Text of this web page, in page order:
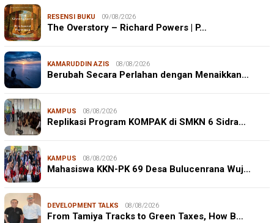
RESENSI BUKU 09/08/2026
The Overstory – Richard Powers | P…
KAMARUDDIN AZIS 08/08/2026
Berubah Secara Perlahan dengan Menaikkan…
KAMPUS 08/08/2026
Replikasi Program KOMPAK di SMKN 6 Sidra…
KAMPUS 08/08/2026
Mahasiswa KKN-PK 69 Desa Bulucenrana Wuj…
DEVELOPMENT TALKS 08/08/2026
From Tamiya Tracks to Green Taxes, How B…